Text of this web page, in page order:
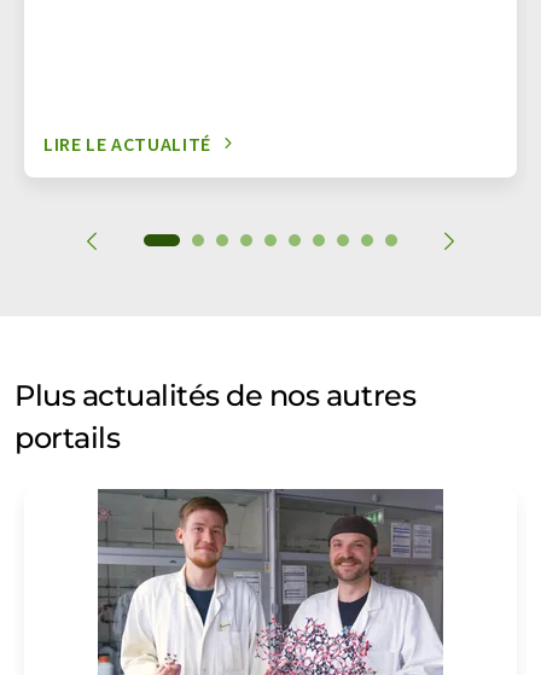
LIRE LE ACTUALITÉ
Plus actualités de nos autres
portails